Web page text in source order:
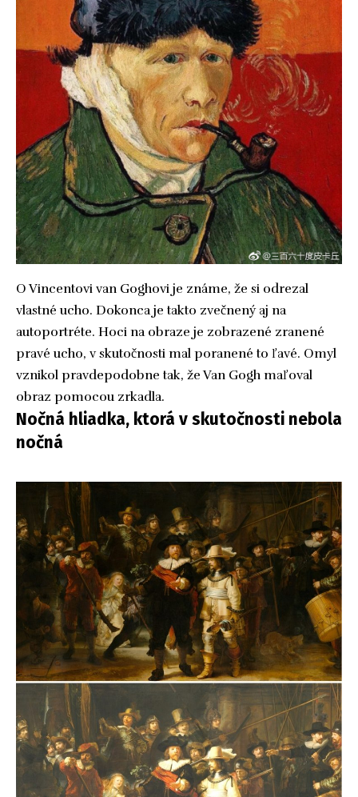
O Vincentovi van Goghovi je známe, že si odrezal
vlastné ucho. Dokonca je takto zvečnený aj na
autoportréte. Hoci na obraze je zobrazené zranené
pravé ucho, v skutočnosti mal poranené to ľavé. Omyl
vznikol pravdepodobne tak, že Van Gogh maľoval
obraz pomocou zrkadla.
Nočná hliadka, ktorá v skutočnosti nebola
nočná